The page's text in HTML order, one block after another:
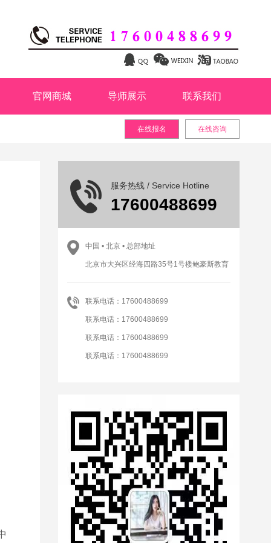
官网商城 导师展示 联系我们
在线咨询
在线报名
服务热线 / Service Hotline
17600488699
中国 • 北京 • 总部地址
北京市大兴区经海四路35号1号楼鲍豪斯教育
联系电话：17600488699
联系电话：17600488699
联系电话：17600488699
联系电话：17600488699